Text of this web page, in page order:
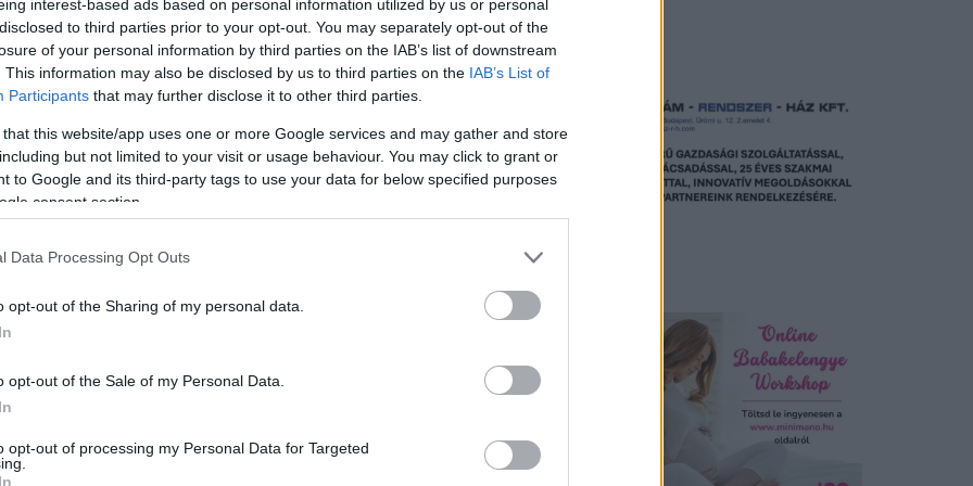
interest-based ads based on personal information utilized by us or personal
to third parties prior to your opt-out. You may separately opt-out of the
of your personal information by third parties on the IAB’s list of downstream
This information may also be disclosed by us to third parties on the IAB’s List of
Participants that may further disclose it to other third parties.
that this website/app uses one or more Google services and may gather and store
but not limited to your visit or usage behaviour. You may click to grant or
to Google and its third-party tags to use your data for below specified purposes
consent section.
Data Processing Opt Outs
opt-out of the Sharing of my personal data.
opt-out of the Sale of my Personal Data.
opt-out of processing my Personal Data for Targeted
váltott ki a Budavári Önkormányzat döntése,
panorámáját, január 1-től fizetni kell érte. A
nem az önkormányzaté, hanem a magyar embereké.
Az I. kerület közgyűlése decemberben nagy
– írta a
vetté körbe a Halászbástyát. Ami eltakarja Budapest